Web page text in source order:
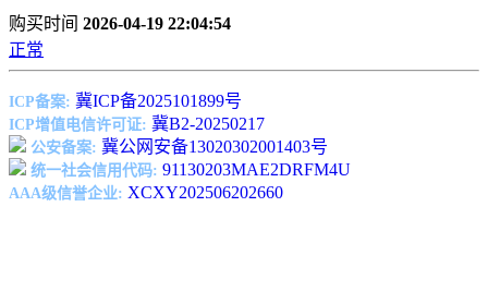
购买时间 2026-04-19 22:04:54
正常
ICP备案: 冀ICP备2025101899号
ICP增值电信许可证: 冀B2-20250217
公安备案: 冀公网安备13020302001403号
统一社会信用代码: 91130203MAE2DRFM4U
AAA级信誉企业: XCXY202506202660